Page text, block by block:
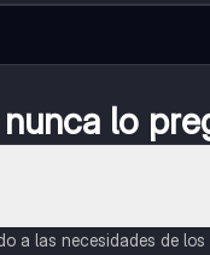
lo
a las necesidades de